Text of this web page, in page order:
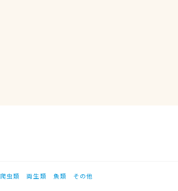
爬虫類 両生類 魚類 その他